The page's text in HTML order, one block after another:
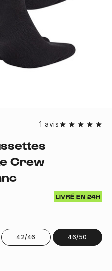
1 avis
Crew
LIVRÉ EN 24H
42/46 46/50